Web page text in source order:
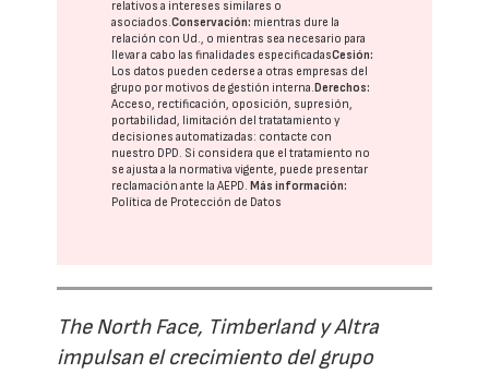
relativos a intereses similares o
asociados.Conservación: mientras dure la
relación con Ud., o mientras sea necesario para
llevar a cabo las finalidades especificadasCesión:
Los datos pueden cederse a otras empresas del
grupo por motivos de gestión interna. Derechos:
Acceso, rectificación, oposición, supresión,
portabilidad, limitación del tratatamiento y
decisiones automatizadas: contacte con
nuestro DPD. Si considera que el tratamiento no
se ajusta a la normativa vigente, puede presentar
reclamación ante laAEPD. Más información:
Política de Protección de Datos
The North Face, Timberland y Altra
impulsan el crecimiento del grupo